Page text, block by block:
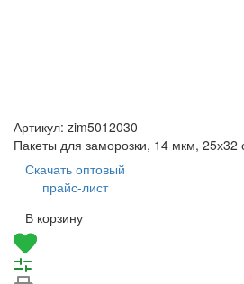
Артикул: zim5012030
Пакеты для заморозки, 14 мкм,
Скачать оптовый
прайс-лист
В корзину